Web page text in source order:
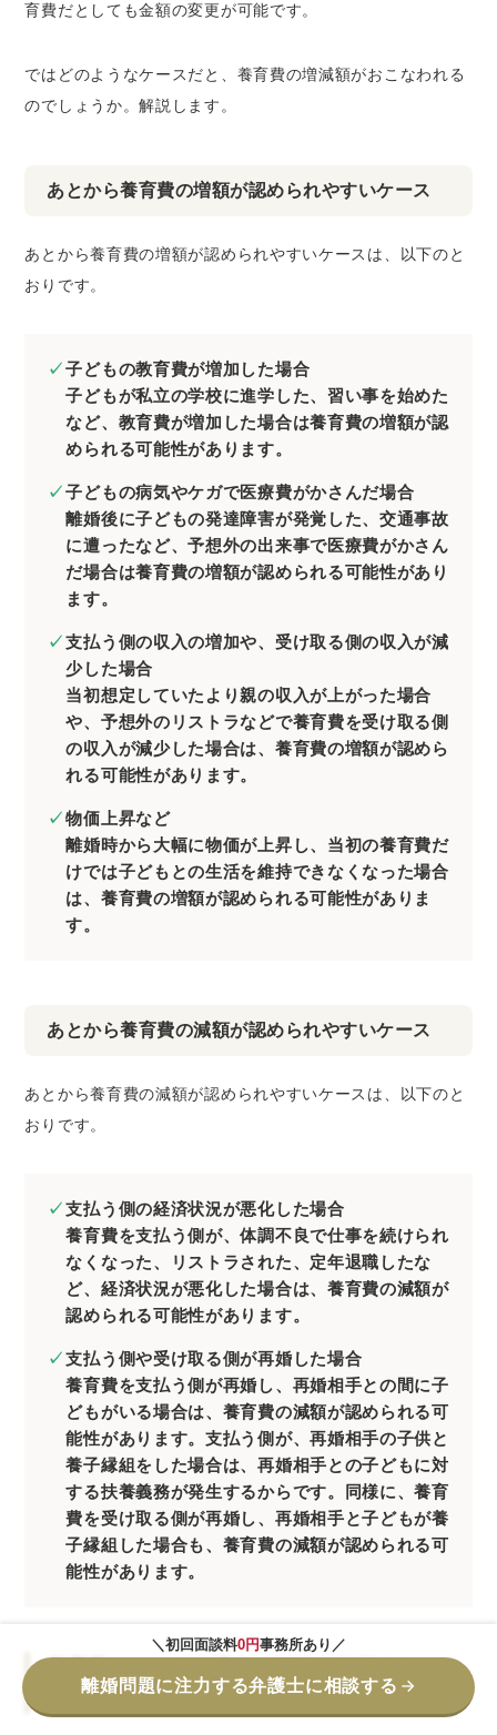
育費だとしても金額の変更が可能です。
ではどのようなケースだと、養育費の増減額がおこなわれる
のでしょうか。解説します。
あとから養育費の増額が認められやすいケース
あとから養育費の増額が認められやすいケースは、以下のと
おりです。
子どもの教育費が増加した場合
子どもが私立の学校に進学した、習い事を始めた
など、教育費が増加した場合は養育費の増額が認
められる可能性があります。
子どもの病気やケガで医療費がかさんだ場合
離婚後に子どもの発達障害が発覚した、交通事故
に遭ったなど、予想外の出来事で医療費がかさん
だ場合は養育費の増額が認められる可能性があり
ます。
支払う側の収入の増加や、受け取る側の収入が減
少した場合
当初想定していたより親の収入が上がった場合
や、予想外のリストラなどで養育費を受け取る側
の収入が減少した場合は、養育費の増額が認めら
れる可能性があります。
物価上昇など
離婚時から大幅に物価が上昇し、当初の養育費だ
けでは子どもとの生活を維持できなくなった場合
は、養育費の増額が認められる可能性がありま
す。
あとから養育費の減額が認められやすいケース
あとから養育費の減額が認められやすいケースは、以下のと
おりです。
支払う側の経済状況が悪化した場合
養育費を支払う側が、体調不良で仕事を続けられ
なくなった、リストラされた、定年退職したな
ど、経済状況が悪化した場合は、養育費の減額が
認められる可能性があります。
支払う側や受け取る側が再婚した場合
養育費を支払う側が再婚し、再婚相手との間に子
どもがいる場合は、養育費の減額が認められる可
能性があります。支払う側が、再婚相手の子供と
養子縁組をした場合は、再婚相手との子どもに対
する扶養義務が発生するからです。同様に、養育
費を受け取る側が再婚し、再婚相手と子どもが養
子縁組した場合も、養育費の減額が認められる可
能性があります。
養育費について弁護士に相談・依頼するメリ
ット
＼初回面談料0円事務所あり／
離婚問題に注力する弁護士に相談する